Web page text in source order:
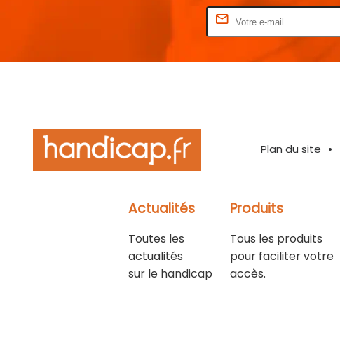
Plan du site
Actualités
Toutes les
actualités
sur le handicap
Produits
Tous les produits
pour faciliter votre
accès.